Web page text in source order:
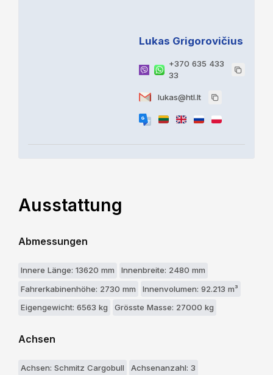
Lukas Grigorovičius
+370 635 433
33
lukas@htl.lt
Ausstattung
Abmessungen
Innere Länge: 13620 mm
Innenbreite: 2480 mm
Fahrerkabinenhöhe: 2730 mm
Innenvolumen: 92.213 m³
Eigengewicht: 6563 kg
Grösste Masse: 27000 kg
Achsen
Achsen: Schmitz Cargobull
Achsenanzahl: 3